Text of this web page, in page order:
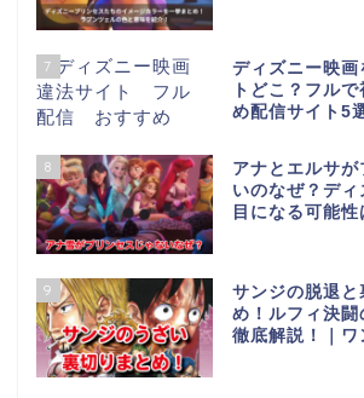
7
ディズニー映画
トどこ？フル
め配信サイト5
8
アナとエルサ
いのなぜ？デ
目になる可能
9
サンジの脱退と
め！ルフィ決
徹底解説！｜ワ